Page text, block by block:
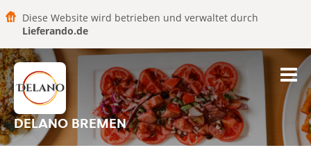
Diese Website wird betrieben und verwaltet durch
Lieferando.de
DELANO BREMEN